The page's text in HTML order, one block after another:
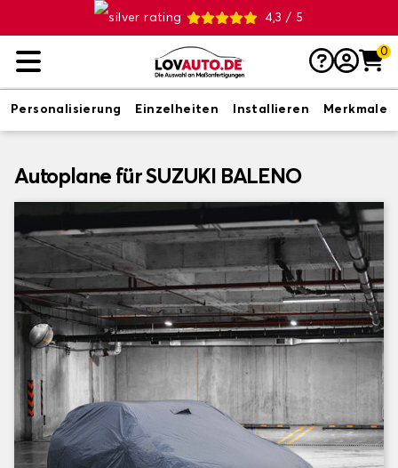
4,3 / 5
0
Personalisierung Einzelheiten Installieren Merkmale
Autoplane für SUZUKI BALENO